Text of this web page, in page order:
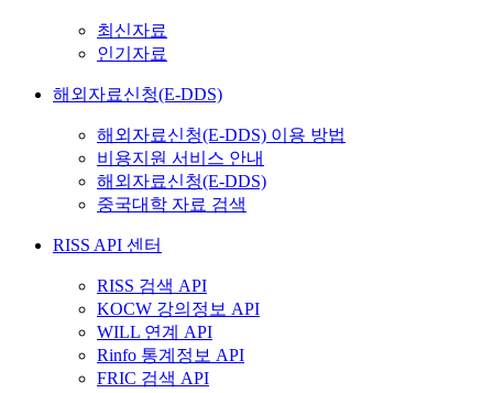
최신자료
인기자료
해외자료신청(E-DDS)
해외자료신청(E-DDS) 이용 방법
비용지원 서비스 안내
해외자료신청(E-DDS)
중국대학 자료 검색
RISS API 센터
RISS 검색 API
KOCW 강의정보 API
WILL 연계 API
Rinfo 통계정보 API
FRIC 검색 API